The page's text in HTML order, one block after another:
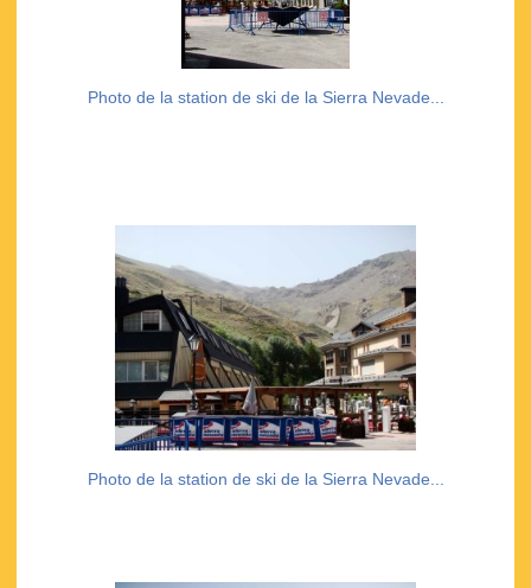
Photo de la station de ski de la Sierra Nevade...
Photo de la station de ski de la Sierra Nevade...